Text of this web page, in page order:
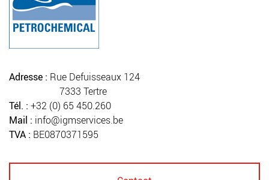
Adresse : Rue Defuisseaux 124
7333 Tertre
Tél. : +32 (0) 65 450.260
Mail : info@igmservices.be
TVA : BE0870371595